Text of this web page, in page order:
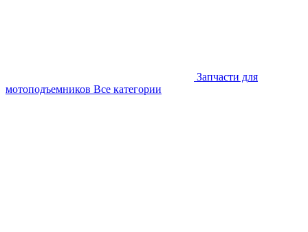
Запчасти для
мотоподъемников Все категории